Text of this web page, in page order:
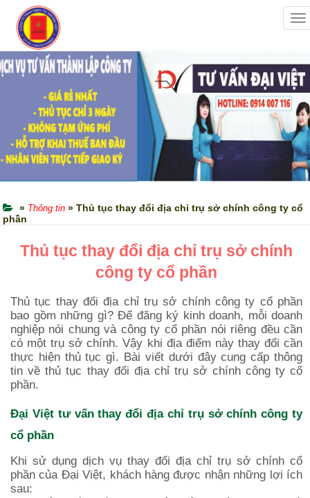
» Thông tin » Thủ tục thay đổi địa chỉ trụ sở chính công ty cổ
phần
Thủ tục thay đổi địa chỉ trụ sở chính
công ty cổ phần
Thủ tục thay đổi địa chỉ trụ sở chính công ty cổ phần
bao gồm những gì? Để đăng ký kinh doanh, mỗi doanh
nghiệp nói chung và công ty cổ phần nói riêng đều cần
có một trụ sở chính. Vậy khi địa điểm này thay đổi cần
thực hiện thủ tục gì. Bài viết dưới đây cung cấp thông
tin về thủ tục thay đổi địa chỉ trụ sở chính công ty cổ
phần.
Đại Việt tư vấn thay đổi địa chỉ trụ sở chính công ty
cổ phần
Khi sử dụng dịch vụ thay đổi địa chỉ trụ sở chính cổ
phần của Đại Việt, khách hàng được nhận những lợi ích
sau: